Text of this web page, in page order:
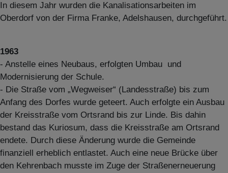
In diesem Jahr wurden die Kanalisationsarbeiten im
Oberdorf von der Firma Franke, Adelshausen, durchgeführt.
1963
- Anstelle eines Neubaus, erfolgten Umbau und
Modernisierung der Schule.
- Die Straße vom „Wegweiser“ (Landesstraße) bis zum
Anfang des Dorfes wurde geteert. Auch erfolgte ein Ausbau
der Kreisstraße vom Ortsrand bis zur Linde. Bis dahin
bestand das Kuriosum, dass die Kreisstraße am Ortsrand
endete. Durch diese Änderung wurde die Gemeinde
finanziell erheblich entlastet. Auch eine neue Brücke über
den Kehrenbach musste im Zuge der Straßenerneuerung